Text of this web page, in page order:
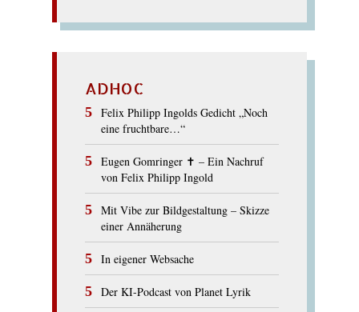
ADHOC
Felix Philipp Ingolds Gedicht „Noch
eine fruchtbare…“
Eugen Gomringer ✝︎ – Ein Nachruf
von Felix Philipp Ingold
Mit Vibe zur Bildgestaltung – Skizze
einer Annäherung
In eigener Websache
Der KI-Podcast von Planet Lyrik